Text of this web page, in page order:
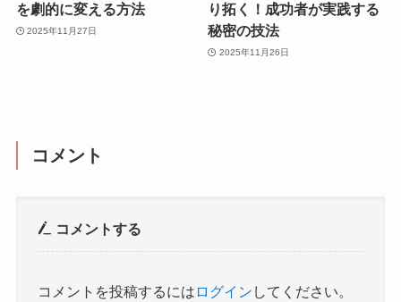
を劇的に変える方法
2025年11月27日
り拓く！成功者が実践する
秘密の技法
2025年11月26日
コメント
コメントする
コメントを投稿するには ログイン してください。